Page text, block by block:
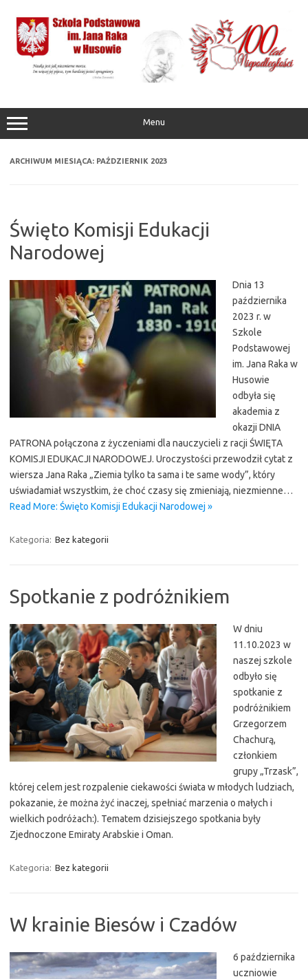
treści
Menu
ARCHIWUM MIESIĄCA: PAŹDZIERNIK 2023
Święto Komisji Edukacji
Narodowej
Dnia 13
października
2023 r. w
Szkole
Podstawowej
im. Jana Raka w
Husowie
odbyła się
akademia z
okazji DNIA
PATRONA połączona z życzeniami dla nauczycieli z racji ŚWIĘTA
KOMISJI EDUKACJI NARODOWEJ. Uroczystości przewodził cytat z
wiersza Jana Raka „Ziemia tylko ta sama i te same wody”, który
uświadamiał wszystkim, że choć czasy się zmieniają, niezmienne…
Read More: Święto Komisji Edukacji Narodowej »
Kategoria: Bez kategorii
Spotkanie z podróżnikiem
W dniu
11.10.2023 w
naszej szkole
odbyło się
spotkanie z
podróżnikiem
Grzegorzem
Chachurą,
członkiem
grupy „Trzask”,
której celem jest rozpalenie ciekawości świata w młodych ludziach,
pokazanie, że można żyć inaczej, spełniać marzenia o małych i
wielkich podróżach:). Tematem dzisiejszego spotkania były
Zjednoczone Emiraty Arabskie i Oman.
Kategoria: Bez kategorii
W krainie Biesów i Czadów
6 października
uczniowie